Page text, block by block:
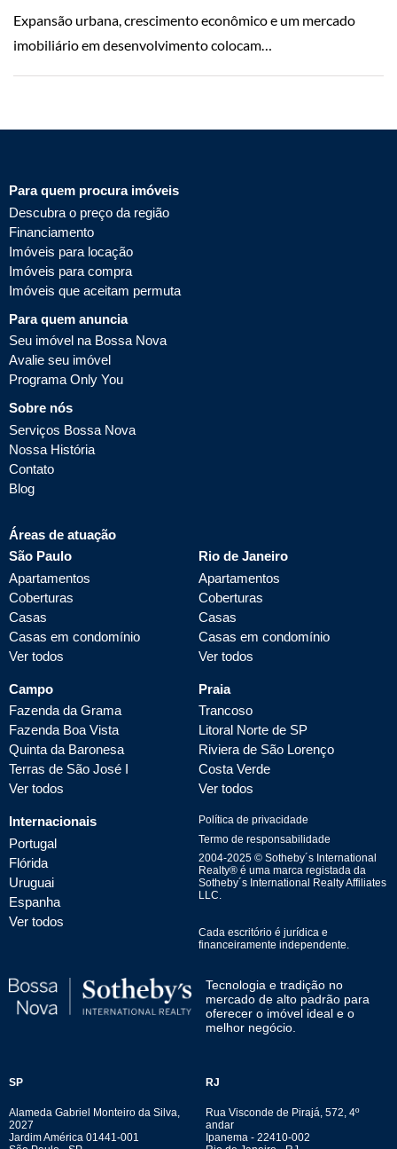
Expansão urbana, crescimento econômico e um mercado
imobiliário em desenvolvimento colocam…
Para quem procura imóveis
Descubra o preço da região
Financiamento
Imóveis para locação
Imóveis para compra
Imóveis que aceitam permuta
Para quem anuncia
Seu imóvel na Bossa Nova
Avalie seu imóvel
Programa Only You
Sobre nós
Serviços Bossa Nova
Nossa História
Contato
Blog
Áreas de atuação
São Paulo
Apartamentos
Coberturas
Casas
Casas em condomínio
Ver todos
Rio de Janeiro
Apartamentos
Coberturas
Casas
Casas em condomínio
Ver todos
Campo
Fazenda da Grama
Fazenda Boa Vista
Quinta da Baronesa
Terras de São José I
Ver todos
Praia
Trancoso
Litoral Norte de SP
Riviera de São Lorenço
Costa Verde
Ver todos
Internacionais
Portugal
Flórida
Uruguai
Espanha
Ver todos
Política de privacidade
Termo de responsabilidade
2004-2025 © Sotheby´s International
Realty® é uma marca registada da
Sotheby´s International Realty Affiliates
LLC.
Cada escritório é jurídica e
financeiramente independente.
Tecnologia e tradição no
mercado de alto padrão para
oferecer o imóvel ideal e o
melhor negócio.
SP
Alameda Gabriel Monteiro da Silva,
2027
Jardim América 01441-001
RJ
Rua Visconde de Pirajá, 572, 4º
andar
Ipanema - 22410-002